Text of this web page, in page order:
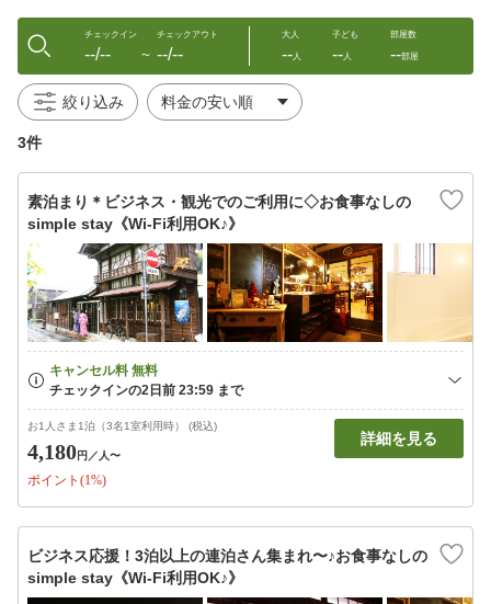
チェックイン
--/-- 〜
チェックアウト
--/--
大人
--人
子ども
--人
部屋数
--部屋
絞り込み
3件
素泊まり＊ビジネス・観光でのご利用に◇お食事なしの
simple stay《Wi-Fi利用OK♪》
お1人さま1泊（3名1室利用時） (税込)
4,180円 ／人〜
ポイント(1%)
詳細を見る
ビジネス応援！3泊以上の連泊さん集まれ〜♪お食事なしの
simple stay《Wi-Fi利用OK♪》